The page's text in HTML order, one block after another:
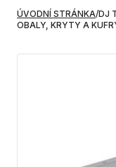
ÚVODNÍ STRÁNKA/DJ
OBALY, KRYTY A